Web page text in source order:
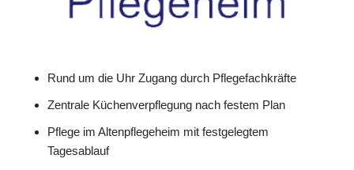
Rund um die Uhr Zugang durch Pflegefachkräfte
Zentrale Küchenverpflegung nach festem Plan
Pflege im Altenpflegeheim mit festgelegtem
Tagesablauf